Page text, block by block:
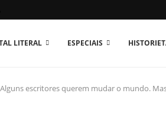
O MUNDO...
LITERAL ESPECIAIS
Alguns escritores querem mudar o mundo.